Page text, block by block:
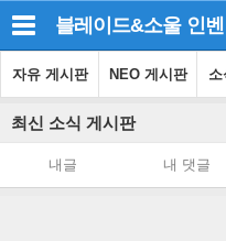
블레이드&소울 인벤
자유 게시판 NEO 게시판
최신 소식 게시판
내글 내 댓글